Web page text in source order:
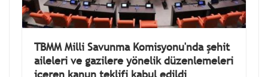
TBMM Milli Savunma Komisyonu'nda şehit
aileleri ve gazilere yönelik düzenlemeleri